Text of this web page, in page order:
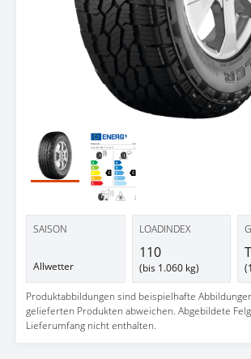
SAISON
Allwetter
LOADINDEX
110
(bis 1.060 kg)
T
Produktabbildungen sind beispielhafte
gelieferten Produkten abweichen. Abgebildete
Lieferumfang nicht enthalten.